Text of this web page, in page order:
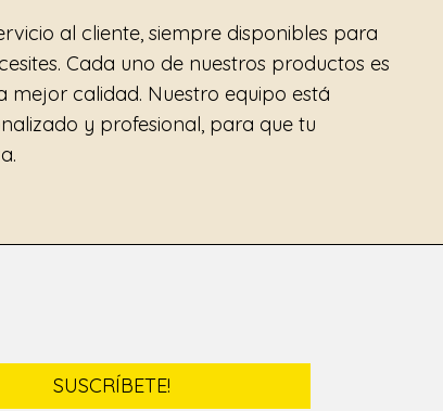
al cliente, siempre disponibles para
Cada uno de nuestros productos es
calidad. Nuestro equipo está
y profesional, para que tu
SUSCRÍBETE!